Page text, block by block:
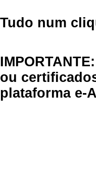
Tudo num
ou
plataforma e-